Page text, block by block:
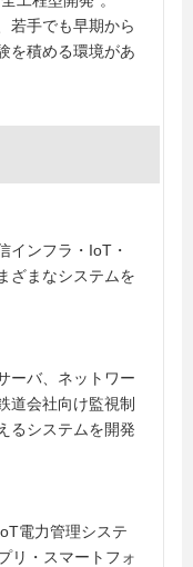
若手でも早期から
を積める環境があ
インフラ・IoT・
ざまなシステムを
ーバ、ネットワー
道会社向け監視制
るシステムを開発
電力管理システ
リ・スマートフォ